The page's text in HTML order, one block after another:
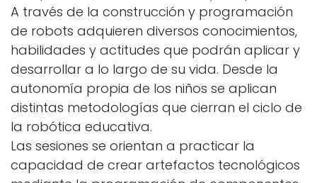
A través de la construcción y programación
de robots adquieren diversos conocimientos,
habilidades y actitudes que podrán aplicar y
desarrollar a lo largo de su vida. Desde la
autonomía propia de los niños se aplican
distintas metodologías que cierran el ciclo de
la robótica educativa.
Las sesiones se orientan a practicar la
capacidad de crear artefactos tecnológicos